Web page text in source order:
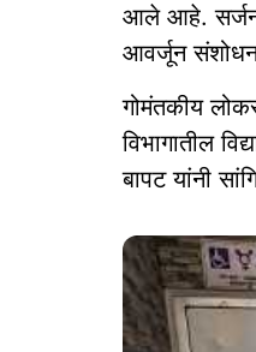
आले आहे.
आवर्जून
गोमंतकीय
विभागातील
बापट यांनी